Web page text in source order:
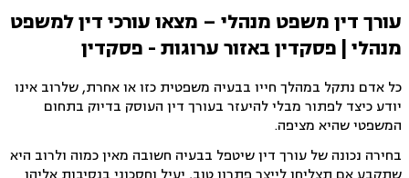
עורך דין משפט מנהלי – מצאו עורכי דין למשפט
מנהלי | פסקדין באזור ערוגות - פסקדין
כל אדם נתקל במהלך חייו בבעיה משפטית כזו או אחרת, שלרוב אינו
יודע כיצד לפתור מבלי להיעזר בעורך דין העוסק בדיוק בתחום
המשפטי שהיא מציפה.
בחירה נכונה של עורך דין שיטפל בבעיה חשובה מאין כמוה ולרוב היא